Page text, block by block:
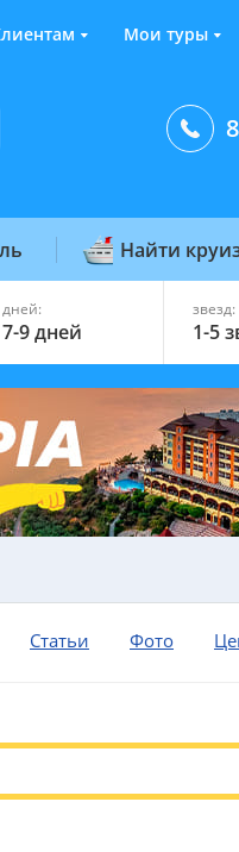
Мои туры
Найти
дней:
7-9 дней
звезд:
1-5
Статьи Фото